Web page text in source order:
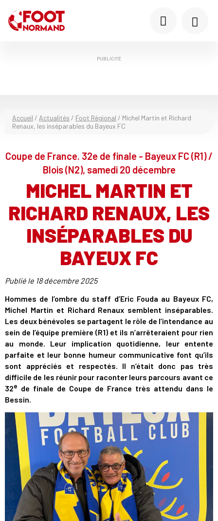
PUBLICITÉ
Accueil / Actualités / Foot Régional / Michel Martin et Richard
Renaux, les inséparables du Bayeux FC
Coupe de France. 32e de finale - Bayeux FC (R1) /
Blois (N2), samedi 20 décembre
MICHEL MARTIN ET
RICHARD RENAUX, LES
INSÉPARABLES DU
BAYEUX FC
Publié le 18 décembre 2025
Hommes de l’ombre du staff d’Eric Fouda au Bayeux FC,
Michel Martin et Richard Renaux semblent inséparables.
Les deux bénévoles se partagent le rôle de l’intendance au
sein de l’équipe première (R1) et ils n’arrêteraient pour rien
au monde. Leur implication quotidienne, leur entente
parfaite et leur bonne humeur communicative font qu’ils
sont appréciés et respectés. Il n’était donc pas très
difficile de les réunir pour raconter leurs parcours avant ce
32e de finale de Coupe de France très attendu dans le
Bessin.